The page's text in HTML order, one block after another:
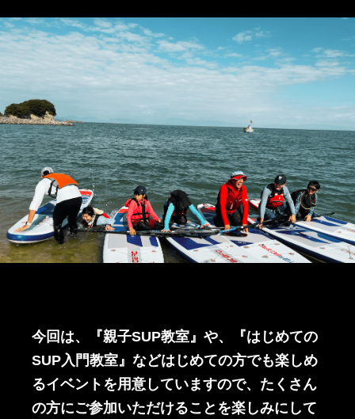
今回は、『親子SUP教室』や、『はじめての
SUP入門教室』などはじめての方でも楽しめ
るイベントを用意していますので、たくさん
の方にご参加いただけることを楽しみにして